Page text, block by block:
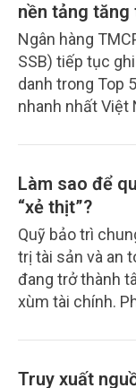
nền tảng
Ngân hàng
SSB) tiếp tục
danh trong Top
nhanh nhất Việt
năm 2026. Kết
định của Ngân
doanh nhiều
thiện về chất
Làm sao để
“xẻ thịt”?
Quỹ bảo trì
trị tài sản và an
đang trở thành
xùm tài chính.
Ngọc Liêu
cho bài toán
Truy xuất